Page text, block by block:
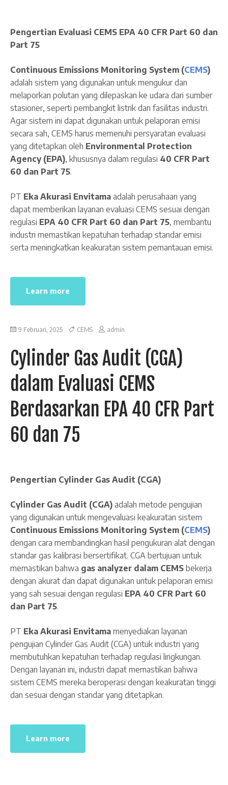
Pengertian Evaluasi CEMS EPA 40 CFR Part 60 dan
Part 75
Continuous Emissions Monitoring System (CEMS)
adalah sistem yang digunakan untuk mengukur dan
melaporkan polutan yang dilepaskan ke udara dari sumber
stasioner, seperti pembangkit listrik dan fasilitas industri.
Agar sistem ini dapat digunakan untuk pelaporan emisi
secara sah, CEMS harus memenuhi persyaratan evaluasi
yang ditetapkan oleh Environmental Protection
Agency (EPA), khususnya dalam regulasi 40 CFR Part
60 dan Part 75.
PT Eka Akurasi Envitama adalah perusahaan yang
dapat memberikan layanan evaluasi CEMS sesuai dengan
regulasi EPA 40 CFR Part 60 dan Part 75, membantu
industri memastikan kepatuhan terhadap standar emisi
serta meningkatkan keakuratan sistem pemantauan emisi.
Learn more
9 Februari, 2025 CEMS admin
Cylinder Gas Audit (CGA)
dalam Evaluasi CEMS
Berdasarkan EPA 40 CFR Part
60 dan 75
Pengertian Cylinder Gas Audit (CGA)
Cylinder Gas Audit (CGA) adalah metode pengujian
yang digunakan untuk mengevaluasi keakuratan sistem
Continuous Emissions Monitoring System (CEMS)
dengan cara membandingkan hasil pengukuran alat dengan
standar gas kalibrasi bersertifikat. CGA bertujuan untuk
memastikan bahwa gas analyzer dalam CEMS bekerja
dengan akurat dan dapat digunakan untuk pelaporan emisi
yang sah sesuai dengan regulasi EPA 40 CFR Part 60
dan Part 75.
PT Eka Akurasi Envitama menyediakan layanan
pengujian Cylinder Gas Audit (CGA) untuk industri yang
membutuhkan kepatuhan terhadap regulasi lingkungan.
Dengan layanan ini, industri dapat memastikan bahwa
sistem CEMS mereka beroperasi dengan keakuratan tinggi
dan sesuai dengan standar yang ditetapkan.
Learn more